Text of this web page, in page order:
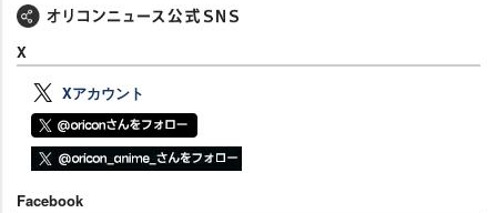
X
Xアカウント
Facebook